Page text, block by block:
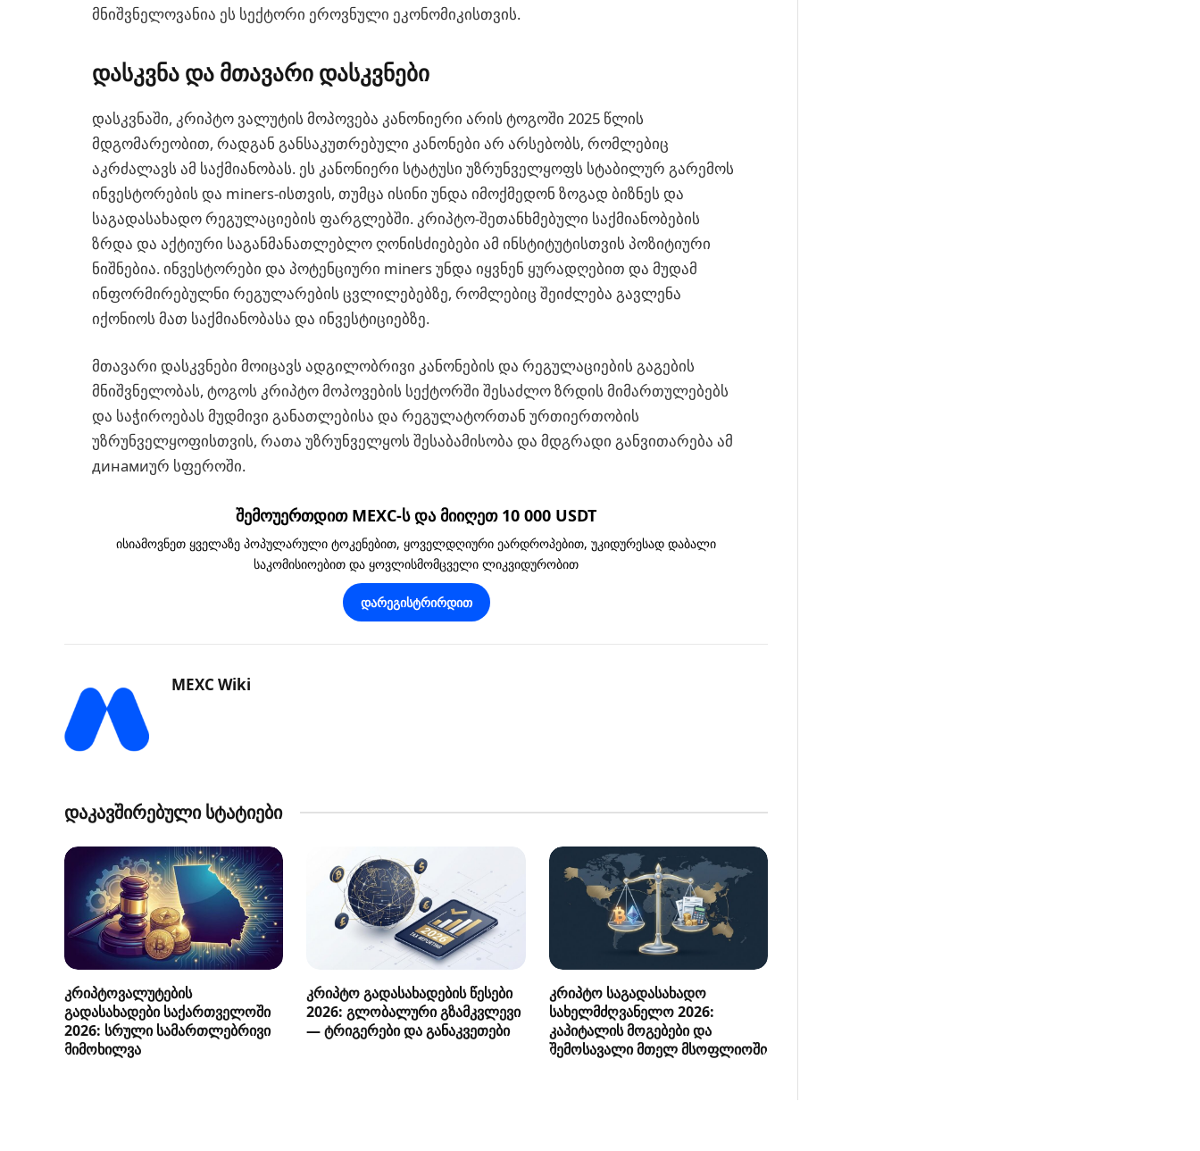
მნიშვნელოვანია ეს სექტორი ეროვნული ეკონომიკისთვის.
დასკვნა და მთავარი დასკვნები
დასკვნაში, კრიპტო ვალუტის მოპოვება კანონიერი არის ტოგოში 2025 წლის
მდგომარეობით, რადგან განსაკუთრებული კანონები არ არსებობს, რომლებიც
აკრძალავს ამ საქმიანობას. ეს კანონიერი სტატუსი უზრუნველყოფს სტაბილურ გარემოს
ინვესტორების და miners-ისთვის, თუმცა ისინი უნდა იმოქმედონ ზოგად ბიზნეს და
საგადასახადო რეგულაციების ფარგლებში. კრიპტო-შეთანხმებული საქმიანობების
ზრდა და აქტიური საგანმანათლებლო ღონისძიებები ამ ინსტიტუტისთვის პოზიტიური
ნიშნებია. ინვესტორები და პოტენციური miners უნდა იყვნენ ყურადღებით და მუდამ
ინფორმირებულნი რეგულარების ცვლილებებზე, რომლებიც შეიძლება გავლენა
იქონიოს მათ საქმიანობასა და ინვესტიციებზე.
მთავარი დასკვნები მოიცავს ადგილობრივი კანონების და რეგულაციების გაგების
მნიშვნელობას, ტოგოს კრიპტო მოპოვების სექტორში შესაძლო ზრდის მიმართულებებს
და საჭიროებას მუდმივი განათლებისა და რეგულატორთან ურთიერთობის
უზრუნველყოფისთვის, რათა უზრუნველყოს შესაბამისობა და მდგრადი განვითარება ამ
динамиურ სფეროში.
შემოუერთდით MEXC-ს და მიიღეთ 10 000 USDT
ისიამოვნეთ ყველაზე პოპულარული ტოკენებით, ყოველდღიური ეარდროპებით, უკიდურესად დაბალი
საკომისიოებით და ყოვლისმომცველი ლიკვიდურობით
დარეგისტრირდით
MEXC Wiki
დაკავშირებული სტატიები
კრიპტოვალუტების
გადასახადები საქართველოში
2026: სრული სამართლებრივი
მიმოხილვა
კრიპტო გადასახადების წესები
2026: გლობალური გზამკვლევი
— ტრიგერები და განაკვეთები
კრიპტო საგადასახადო
სახელმძღვანელო 2026:
კაპიტალის მოგებები და
შემოსავალი მთელ მსოფლიოში